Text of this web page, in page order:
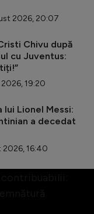
2026, 20:07
Chivu după
cu Juventus:
19:20
Lionel Messi:
a decedat
16:40